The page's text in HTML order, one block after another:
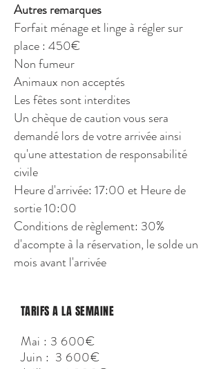
Autres remarques
Forfait ménage et linge à régler sur
place : 450€
Non fumeur
Animaux non acceptés
Les fêtes sont interdites
Un chèque de caution vous sera
demandé lors de votre arrivée ainsi
qu'une attestation de responsabilité
civile
Heure d'arrivée: 17:00 et Heure de
sortie 10:00
Conditions de règlement: 30%
d'acompte à la réservation, le solde un
mois avant l'arrivée
TARIFS A LA SEMAINE
Mai : 3 600€
Juin : 3 600€